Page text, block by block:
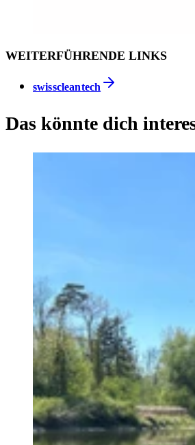
WEITERFÜHRENDE LINKS
swisscleantech
Das könnte dich